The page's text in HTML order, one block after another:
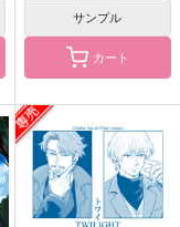
サンプル
カート